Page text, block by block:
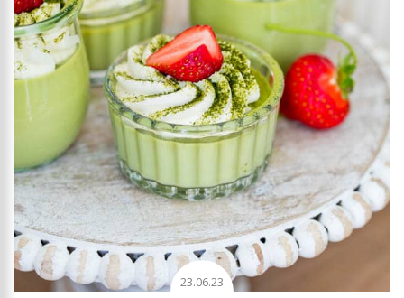
23.06.23